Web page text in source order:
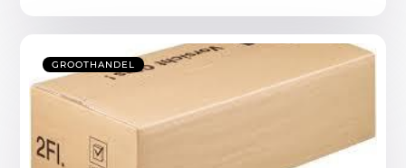
GROOTHANDEL